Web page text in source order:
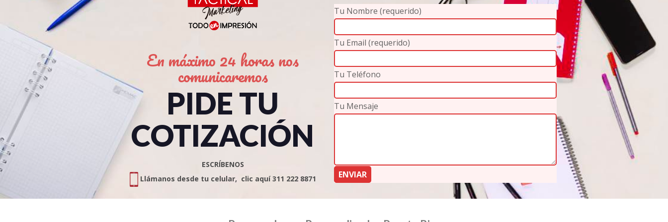
En máximo 24 horas nos
comunicaremos
PIDE TU
COTIZACIÓN
ESCRÍBENOS
Llámanos desde tu celular, clic aquí 311 222 8871
Tu Nombre (requerido)
Tu Email (requerido)
Tu Teléfono
Tu Mensaje